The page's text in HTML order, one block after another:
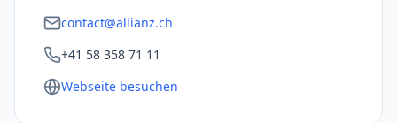
contact@allianz.ch
+41 58 358 71 11
Webseite besuchen